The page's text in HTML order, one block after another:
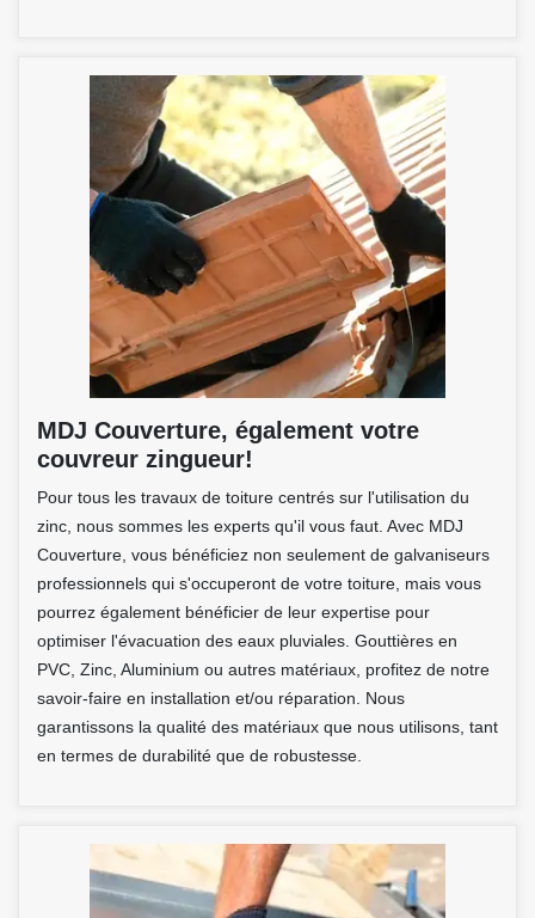
MDJ Couverture, également votre
couvreur zingueur!
Pour tous les travaux de toiture centrés sur l'utilisation du
zinc, nous sommes les experts qu'il vous faut. Avec MDJ
Couverture, vous bénéficiez non seulement de galvaniseurs
professionnels qui s'occuperont de votre toiture, mais vous
pourrez également bénéficier de leur expertise pour
optimiser l'évacuation des eaux pluviales. Gouttières en
PVC, Zinc, Aluminium ou autres matériaux, profitez de notre
savoir-faire en installation et/ou réparation. Nous
garantissons la qualité des matériaux que nous utilisons, tant
en termes de durabilité que de robustesse.